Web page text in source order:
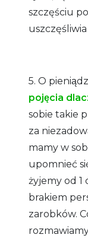
szczęściu
uszczęśliwia
5. O
pojęcia
sobie takie
za
mamy w
upomnieć
żyjemy od 1
brakiem
zarobków.